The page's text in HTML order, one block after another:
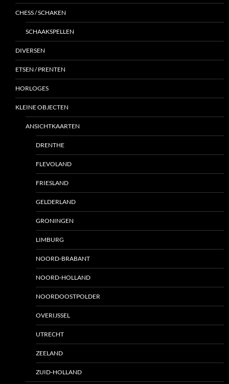
CHESS / SCHAKEN
SCHAAKSPELLEN
DIVERSEN
ETSEN / PRENTEN
HORLOGES
KLEINE OBJECTEN
ANSICHTKAARTEN
DRENTHE
FLEVOLAND
FRIESLAND
GELDERLAND
GRONINGEN
LIMBURG
NOORD-BRABANT
NOORD-HOLLAND
NOORDOOSTPOLDER
OVERIJSSEL
UTRECHT
ZEELAND
ZUID-HOLLAND